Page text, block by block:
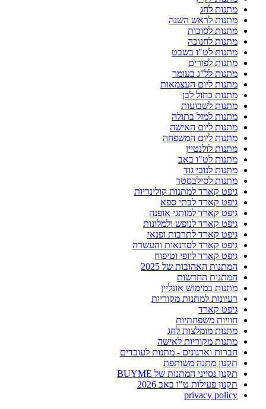
מתנות לחג
מתנות לראש השנה
מתנות לסוכות
מתנות לחנוכה
מתנות לט"ו בשבט
מתנות לפורים
מתנות לל"ג בעומר
מתנות ליום העצמאות
מתנות כחול לבן
מתנות לשבועות
מתנות למזל בתולה
מתנות ליום האישה
מתנות ליום המשפחה
מתנות לולנטיין
מתנות לט"ו באב
מתנות לנובי גוד
מתנות לסילבסטר
גיפט קארד למתנות קולינריות
גיפט קארד לבתי ספא
גיפט קארד למותגי אופנה
גיפט קארד לנופש ולמלונות
גיפט קארד לתרבות ופנאי
גיפט קארד לסדנאות והעשרה
גיפט קארד ליופי וטיפוח
המתנות האהובות של 2025
המתנות החדשות
מתנות במימוש אונליין
רעיונות למתנות מקוריות
גיפט קארד
חוויות משפחתיות
מתנות מומלצות לחג
מתנות מקוריות לאישה
חברות וארגונים - מתנות לעובדים
תקנון מתנה משותפת
תקנון נסייני המתנות של BUYME
תקנון פעילות ט"ו באב 2026
privacy policy